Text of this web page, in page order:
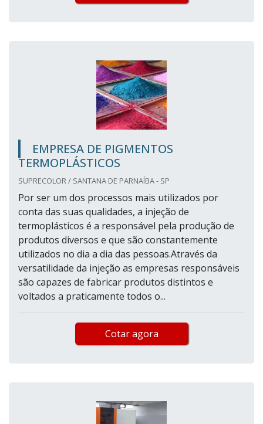
EMPRESA DE PIGMENTOS
TERMOPLÁSTICOS
SUPRECOLOR / SANTANA DE PARNAÍBA - SP
Por ser um dos processos mais utilizados por
conta das suas qualidades, a injeção de
termoplásticos é a responsável pela produção de
produtos diversos e que são constantemente
utilizados no dia a dia das pessoas.Através da
versatilidade da injeção as empresas responsáveis
são capazes de fabricar produtos distintos e
voltados a praticamente todos o...
Cotar agora